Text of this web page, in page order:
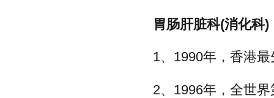
胃肠肝脏科(消化科)
1、1990年，香港
2、1996年，全世